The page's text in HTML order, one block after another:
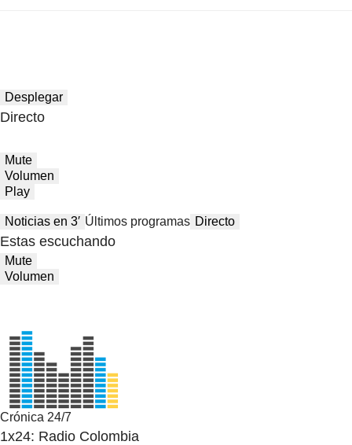
Desplegar
Directo
Mute
Volumen
Play
Noticias en 3′ Últimos programas Directo
Estas escuchando
Mute
Volumen
Crónica 24/7
1x24: Radio Colombia